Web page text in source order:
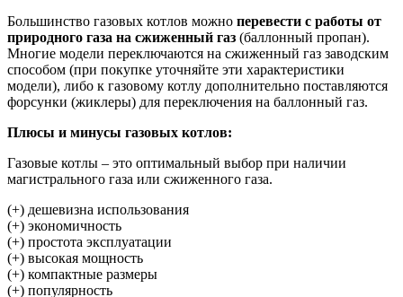
Большинство газовых котлов можно перевести с работы от
природного газа на сжиженный газ (баллонный пропан).
Многие модели переключаются на сжиженный газ заводским
способом (при покупке уточняйте эти характеристики
модели), либо к газовому котлу дополнительно поставляются
форсунки (жиклеры) для переключения на баллонный газ.
Плюсы и минусы газовых котлов:
Газовые котлы – это оптимальный выбор при наличии
магистрального газа или сжиженного газа.
(+) дешевизна использования
(+) экономичность
(+) простота эксплуатации
(+) высокая мощность
(+) компактные размеры
(+) популярность